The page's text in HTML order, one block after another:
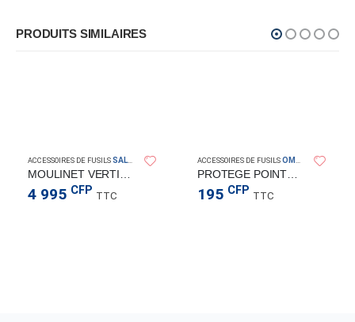
PRODUITS SIMILAIRES
ACCESSOIRES DE FUSILSSALVIMAR
4 995 CFP TTC
ACCESSOIRES DE FUSILSOMER
195 CFP TTC